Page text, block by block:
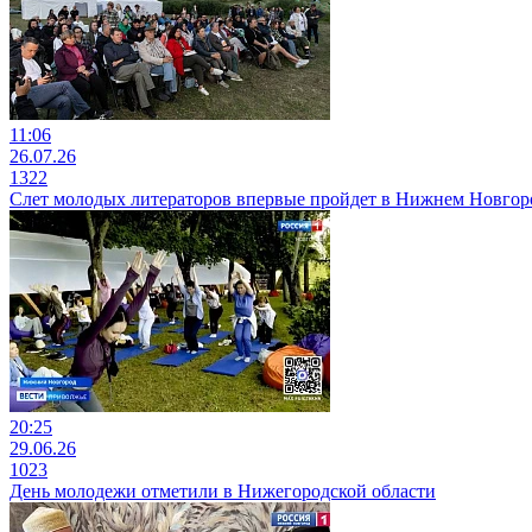
11:06
26.07.26
1322
Слет молодых литераторов впервые пройдет в Нижнем
20:25
29.06.26
1023
День молодежи отметили в Нижегородской области